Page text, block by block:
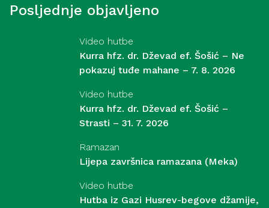
Posljednje objavljeno
Video hutbe
Kurra hfz. dr. Dževad ef. Šošić – Ne
pokazuj tuđe mahane – 7. 8. 2026
Video hutbe
Kurra hfz. dr. Dževad ef. Šošić –
Strasti – 31. 7. 2026
Ramazan
Lijepa završnica ramazana (Meka)
Video hutbe
Hutba iz Gazi Husrev-begove džamije,